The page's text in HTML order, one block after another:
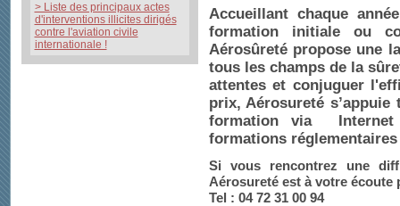
> Liste des principaux actes
d'interventions illicites dirigés
contre l'aviation civile
internationale !
Accueillant chaque
formation initiale ou
Aérosûreté propose une
tous les champs de la
attentes et conjuguer
prix, Aérosureté
formation via
formations
Si vous rencontrez une
Aérosureté est à votre écoute
Tel : 04 72 31 00 94